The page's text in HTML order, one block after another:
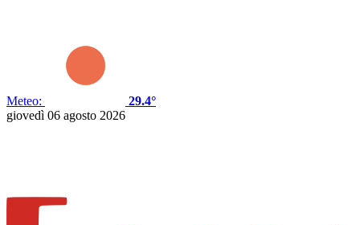
Meteo:
29.4°
giovedì 06 agosto 2026